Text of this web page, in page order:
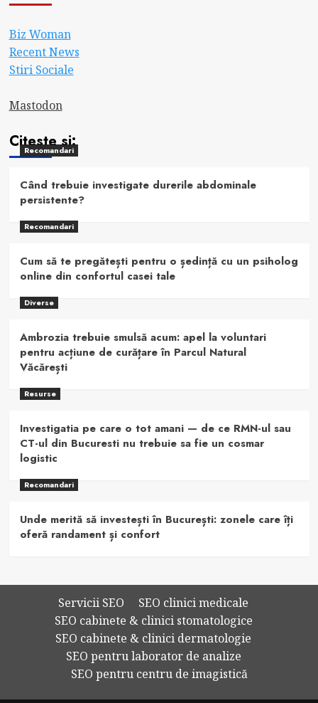
Biz Woman
Recent News
Stiri Sociale
Mastodon
Citeste si:
Recomandari
Când trebuie investigate durerile abdominale
persistente?
Recomandari
Cum să te pregătești pentru o ședință cu un psiholog
online din confortul casei tale
Diverse
Ambrozia trebuie smulsă acum: apel la voluntari
pentru acțiune de curățare în Parcul Natural
Văcărești
Resurse
Investigatia pe care o tot amani — de ce RMN-ul sau
CT-ul din Bucuresti nu trebuie sa fie un cosmar
logistic
Recomandari
Unde merită să investești în București: zonele care îți
oferă randament și confort
Servicii SEO
SEO clinici medicale
SEO cabinete & clinici stomatologice
SEO cabinete & clinici dermatologie
SEO pentru laborator de analize
SEO pentru centru de imagistică